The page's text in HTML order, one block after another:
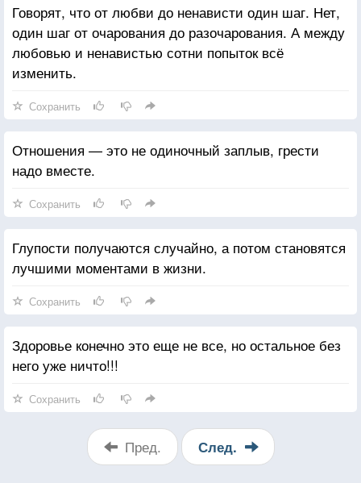
Говорят, что от любви до ненависти один шаг. Нет,
один шаг от очарования до разочарования. А между
любовью и ненавистью сотни попыток всё
изменить.
Сохранить
Отношения — это не одиночный заплыв, грести
надо вместе.
Сохранить
Глупости получаются случайно, а потом становятся
лучшими моментами в жизни.
Сохранить
Здоровье конечно это еще не все, но остальное без
него уже ничто!!!
Сохранить
Пред. След.